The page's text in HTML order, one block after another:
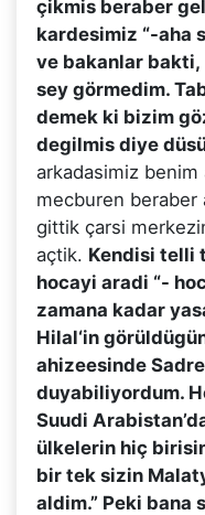
çikmis beraber
kardesimiz “-aha
ve bakanlar
sey görmedim.
demek ki bizim
degilmis diye
arkadasimiz
mecburen beraber
gittik çarsi
açtik. Kendisi telli
hocayi aradi “-
zamana kadar
Hilal‘in
ahizeesinde
duyabiliyordum.
Suudi
ülkelerin hiç
bir tek sizin
aldim.” Peki bana